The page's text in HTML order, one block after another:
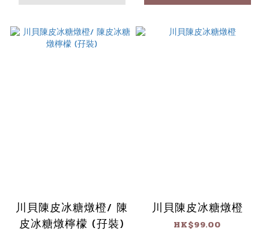
川貝陳皮冰糖燉橙/ 陳
皮冰糖燉檸檬 (孖裝)
川貝陳皮冰糖燉橙
HK$99.00